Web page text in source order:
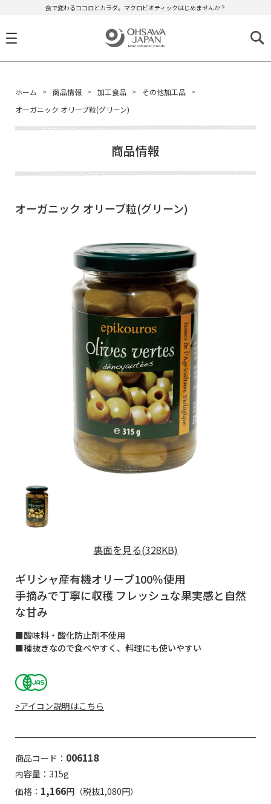
食で変わるココロとカラダ。マクロビオティックはじめませんか？
ホーム 商品情報 加工食品
その他加工品
オーガニック オリーブ粒(グリーン)
商品情報
オーガニック オリーブ粒(グリーン)
裏面を見る(328KB)
ギリシャ産有機オリーブ100％使用
手摘みで丁寧に収穫 フレッシュな果実感と自然
な甘み
■酸味料・酸化防止剤不使用
■種抜きなので食べやすく、料理にも使いやすい
>アイコン説明はこちら
商品コード： 006118
内容量：315g
価格： 1,166円（税抜1,080円）